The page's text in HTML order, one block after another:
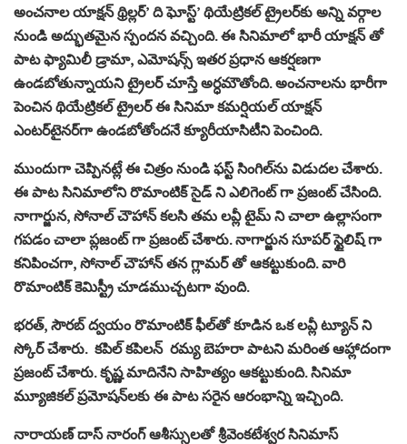
అంచనాల యాక్షన్ థ్రిల్లర్’ ది ఘోస్ట్’ థియేట్రికల్ ట్రైలర్‌కు అన్ని వర్గాల
నుండి అద్భుతమైన స్పందన వచ్చింది. ఈ సినిమాలో భారీ యాక్షన్ తో
పాట ఫ్యామిలీ డ్రామా, ఎమోషన్స్ ఇతర ప్రధాన ఆకర్షణగా
ఉండబోతున్నాయని ట్రైలర్ చూస్తే అర్ధమౌతోంది. అంచనాలను భారీగా
పెంచిన థియేట్రికల్ ట్రైలర్ ఈ సినిమా కమర్షియల్ యాక్షన్
ఎంటర్‌టైనర్‌గా ఉండబోతోందనే క్యూరీయాసిటీని పెంచింది.
ముందుగా చెప్పినట్లే ఈ చిత్రం నుండి ఫస్ట్ సింగిల్‌ను విడుదల చేశారు.
ఈ పాట సినిమాలోని రొమాంటిక్ సైడ్ ని ఎలిగెంట్ గా ప్రజంట్ చేసింది.
నాగార్జున, సోనాల్ చౌహాన్ కలసి తమ లవ్లీ టైమ్ ని చాలా ఉల్లాసంగా
గపడం చాలా ప్లజంట్ గా ప్రజంట్ చేశారు. నాగార్జున సూపర్ స్టైలిష్ గా
కనిపించగా, సోనాల్ చౌహాన్ తన గ్లామర్ తో ఆకట్టుకుంది. వారి
రొమాంటిక్ కెమిస్ట్రీ చూడముచ్చటగా వుంది.
భరత్, సౌరబ్ ద్వయం రొమాంటిక్ ఫీల్‌తో కూడిన ఒక లవ్లీ ట్యూన్ ని
స్కోర్ చేశారు. కపిల్ కపిలన్ రమ్య బెహరా పాటని మరింత ఆహ్లాదంగా
ప్రజంట్ చేశారు. కృష్ణ మాదినేని సాహిత్యం ఆకట్టుకుంది. సినిమా
మ్యూజికల్ ప్రమోషన్‌లకు ఈ పాట సరైన ఆరంభాన్ని ఇచ్చింది.
నారాయణ్ దాస్ నారంగ్ ఆశీస్సులతో శ్రీవెంకటేశ్వర సినిమాస్